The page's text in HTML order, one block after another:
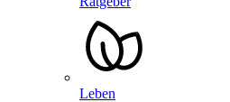
Leben